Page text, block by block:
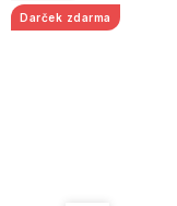
Darček zdarma